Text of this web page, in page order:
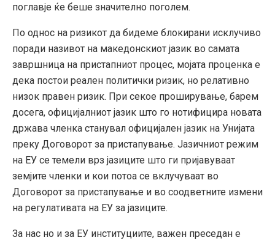
поглавје ќе беше значително поголем.
По однос на ризикот да бидеме блокирани исклучиво
поради називот на македонскиот јазик во самата
завршница на пристапниот процес, мојата проценка е
дека постои реален политички ризик, но релативно
низок правен ризик. При секое проширување, барем
досега, официјалниот јазик што го нотифицира новата
држава членка станувал официјален јазик на Унијата
преку Договорот за пристапување. Јазичниот режим
на ЕУ се темели врз јазиците што ги пријавуваат
земјите членки и кои потоа се вклучуваат во
Договорот за пристапување и во соодветните измени
на регулативата на ЕУ за јазиците.
За нас но и за ЕУ институциите, важен преседан е